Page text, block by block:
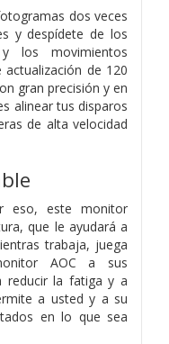
dos veces
y despídete de los
los movimientos
de 120
gran precisión y en
alinear tus disparos
de alta velocidad
eso, este monitor
que le ayudará a
trabaja, juega
AOC a sus
reducir la fatiga y a
a usted y a su
en lo que sea